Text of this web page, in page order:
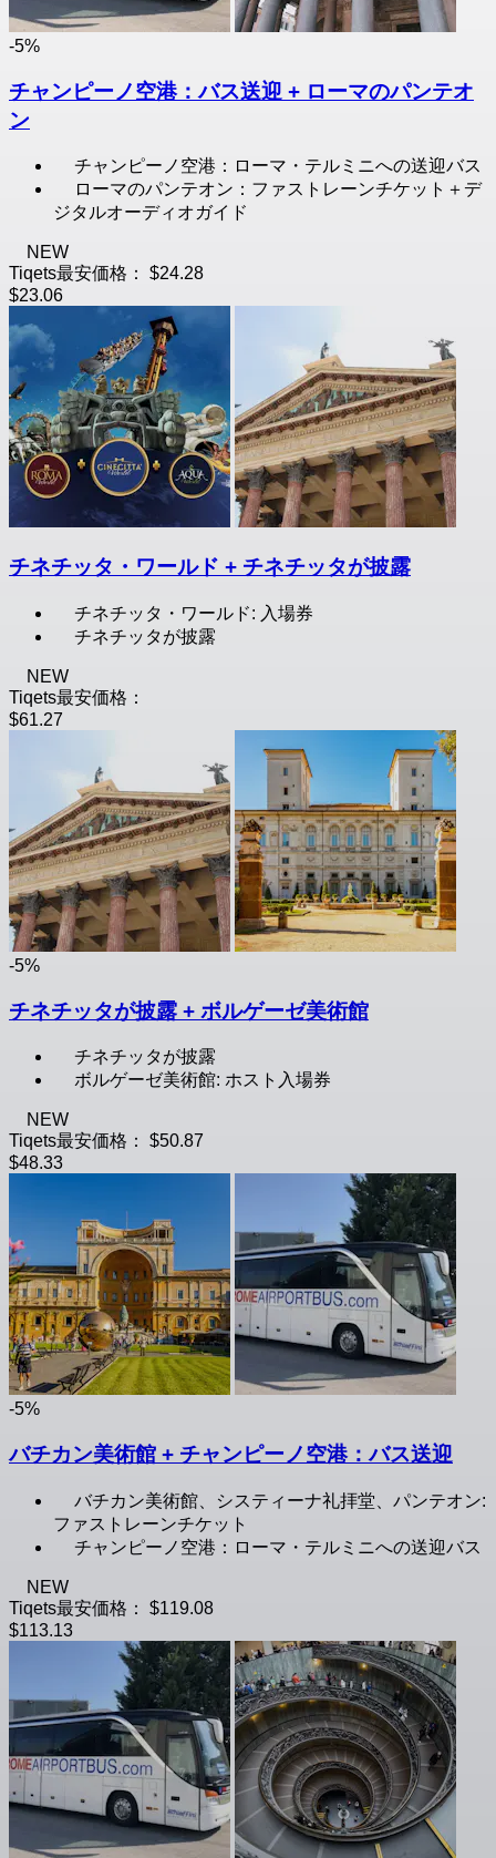
-5%
チャンピーノ空港：バス送迎 + ローマのパンテオ
ン
チャンピーノ空港：ローマ・テルミニへの送迎バス
ローマのパンテオン：ファストレーンチケット＋デ
ジタルオーディオガイド
NEW
Tiqets最安価格：
$24.28
$23.06
チネチッタ・ワールド + チネチッタが披露
チネチッタ・ワールド: 入場券
チネチッタが披露
NEW
Tiqets最安価格：
$61.27
-5%
チネチッタが披露 + ボルゲーゼ美術館
チネチッタが披露
ボルゲーゼ美術館: ホスト入場券
NEW
Tiqets最安価格：
$50.87
$48.33
-5%
バチカン美術館 + チャンピーノ空港：バス送迎
バチカン美術館、システィーナ礼拝堂、パンテオン:
ファストレーンチケット
チャンピーノ空港：ローマ・テルミニへの送迎バス
NEW
Tiqets最安価格：
$119.08
$113.13